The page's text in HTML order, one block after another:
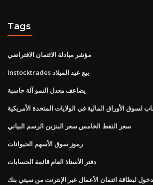
Tags
مؤشر مبادلة الائتمان الافتراضي
Instocktrades بيع عيد الميلاد
يضاعف معدل النمو آلة حاسبة
لسوق الأوراق المالية في الولايات المتحدة الأمريكية
سعر النفط الخامس سعر البنزين الرسم البياني
رموز سوق الأسهم الحيوانات
دفتر الأستاذ العام قائمة الحسابات
لبطاقة ائتمان الأعمال عبر الإنترنت من سيتي بنك